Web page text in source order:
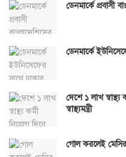
ডেনমার্কে প্রবাসী
ডেনমার্কে
দেশে ১ লাখ
স্বাস্থ্যমন্ত্রী
গোল করলেই মেসির